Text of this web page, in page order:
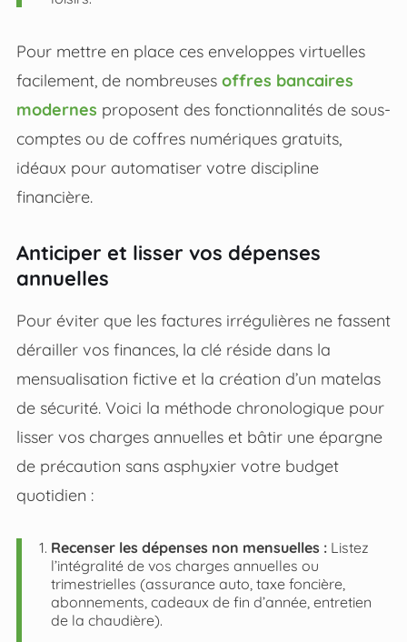
Pour mettre en place ces enveloppes virtuelles
facilement, de nombreuses offres bancaires
modernes proposent des fonctionnalités de sous-
comptes ou de coffres numériques gratuits,
idéaux pour automatiser votre discipline
financière.
Anticiper et lisser vos dépenses
annuelles
Pour éviter que les factures irrégulières ne fassent
dérailler vos finances, la clé réside dans la
mensualisation fictive et la création d’un matelas
de sécurité. Voici la méthode chronologique pour
lisser vos charges annuelles et bâtir une épargne
de précaution sans asphyxier votre budget
quotidien :
Recenser les dépenses non mensuelles :Listez
l’intégralité de vos charges annuelles ou
trimestrielles (assurance auto, taxe foncière,
abonnements, cadeaux de fin d’année, entretien
de la chaudière).